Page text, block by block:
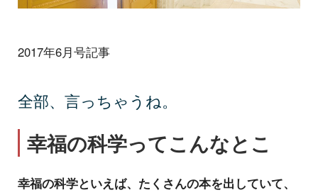
2017年6月号記事
全部、言っちゃうね。
幸福の科学ってこんなとこ
幸福の科学といえば、たくさんの本を出していて、